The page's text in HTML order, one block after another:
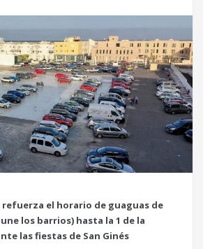
el horario de guaguas de
los barrios) hasta la 1 de la
las fiestas de San Ginés